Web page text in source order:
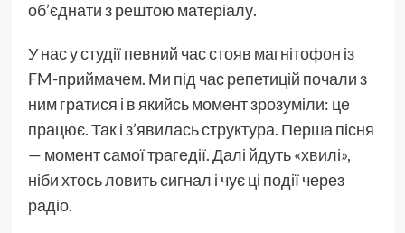
об’єднати з рештою матеріалу.
У нас у студії певний час стояв магнітофон із
FM-приймачем. Ми під час репетицій почали з
ним гратися і в якийсь момент зрозуміли: це
працює. Так і з’явилась структура. Перша пісня
— момент самої трагедії. Далі йдуть «хвилі»,
ніби хтось ловить сигнал і чує ці події через
радіо.